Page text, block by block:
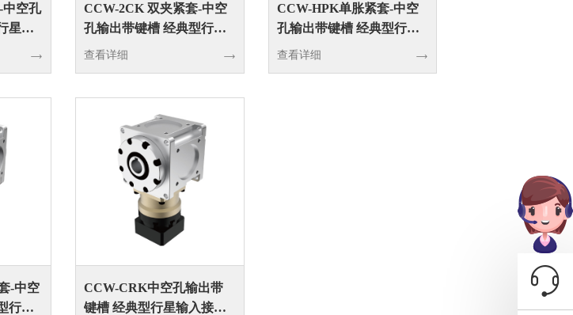
中空孔
星输
CCW-2CK 双夹紧套-中空
孔输出带键槽 经典型行星
输入接转向器
查看详细
CCW-HPK单胀紧套-中空
孔输出带键槽 经典型行星
输入接转向器
查看详细
-中空
行星
CCW-CRK中空孔输出带
键槽 经典型行星输入接转